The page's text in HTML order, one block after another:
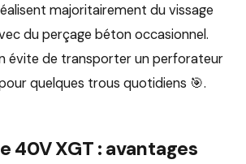
majoritairement du vissage
du perçage béton occasionnel.
évite de transporter un perforateur
quelques trous quotidiens 🎯.
40V XGT : avantages